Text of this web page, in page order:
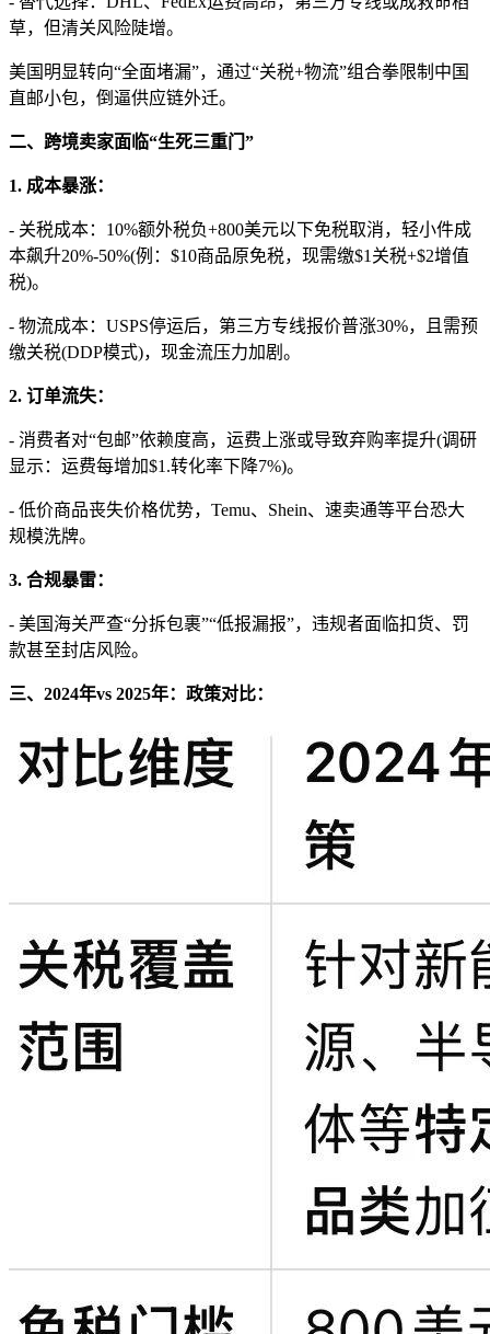
草，但清关风险陡增。
美国明显转向“全面堵漏”，通过“关税+物流”组合拳限制中国
直邮小包，倒逼供应链外迁。
二、跨境卖家面临“生死三重门”
1. 成本暴涨：
- 关税成本：10%额外税负+800美元以下免税取消，轻小件成
本飙升20%-50%(例：$10商品原免税，现需缴$1关税+$2增值
税)。
- 物流成本：USPS停运后，第三方专线报价普涨30%，且需预
缴关税(DDP模式)，现金流压力加剧。
2. 订单流失：
- 消费者对“包邮”依赖度高，运费上涨或导致弃购率提升(调研
显示：运费每增加$1.转化率下降7%)。
- 低价商品丧失价格优势，Temu、Shein、速卖通等平台恐大
规模洗牌。
3. 合规暴雷：
- 美国海关严查“分拆包裹”“低报漏报”，违规者面临扣货、罚
款甚至封店风险。
三、2024年vs 2025年：政策对比：‍